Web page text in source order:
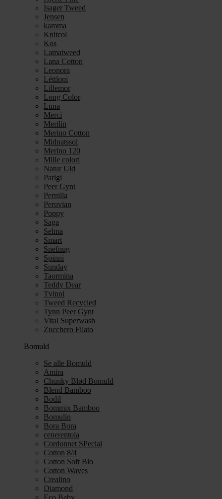
Isager Tweed
Jensen
kamma
Knitcol
Kos
Lamatweed
Lana Cotton
Leonora
Léttlopi
Lillemor
Long Color
Luna
Merci
Merilin
Merino Cotton
Midnatssol
Merino 120
Mille colori
Natur Uld
Parigi
Peer Gynt
Pernilla
Peruvian
Poppy
Saga
Selma
Smart
Snefnug
Spinni
Sunday
Taormina
Teddy Dear
Tvinni
Tweed Recycled
Tynn Peer Gynt
Vital Superwash
Zucchero Filato
Bomuld
Se alle Bomuld
Amira
Chunky Blød Bomuld
Blend Bamboo
Bodil
Bommix Bamboo
Bomulin
Bora Bora
cenerentola
Cordonnet SPecial
Cotton 8/4
Cotton Soft Bio
Cotton Waves
Crealino
Diamond
Eco Baby